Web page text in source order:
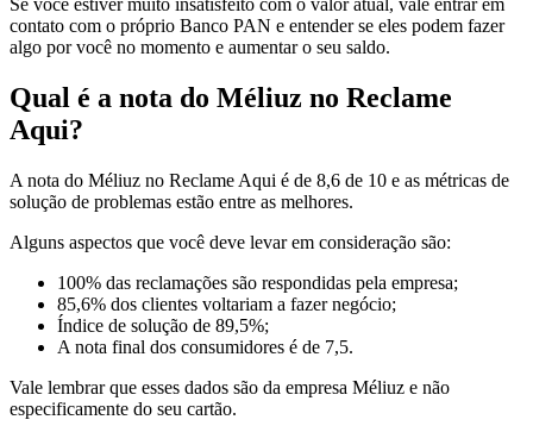
Se você estiver muito insatisfeito com o valor atual, vale entrar em
contato com o próprio Banco PAN e entender se eles podem fazer
algo por você no momento e aumentar o seu saldo.
Qual é a nota do Méliuz no Reclame
Aqui?
A nota do Méliuz no Reclame Aqui é de 8,6 de 10 e as métricas de
solução de problemas estão entre as melhores.
Alguns aspectos que você deve levar em consideração são:
100% das reclamações são respondidas pela empresa;
85,6% dos clientes voltariam a fazer negócio;
Índice de solução de 89,5%;
A nota final dos consumidores é de 7,5.
Vale lembrar que esses dados são da empresa Méliuz e não
especificamente do seu cartão.